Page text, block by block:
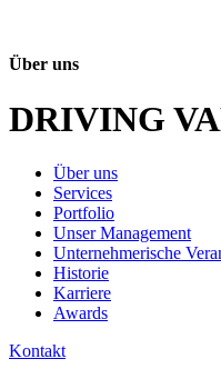
Über uns
DRIVING
Über uns
Services
Portfolio
Unser Management
Unternehmerische
Historie
Karriere
Awards
Kontakt